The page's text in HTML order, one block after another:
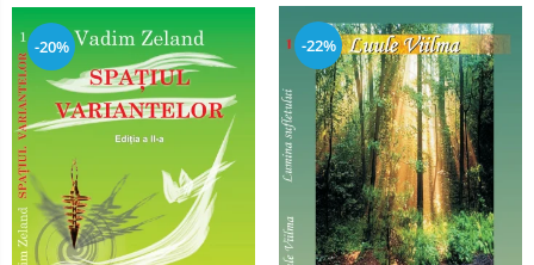
-20% -22%